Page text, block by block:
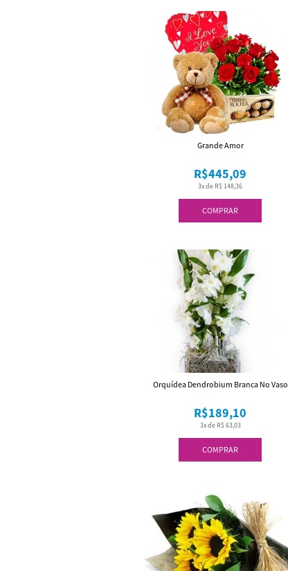
COMPRAR
3x de R$ 148,36
R$445,09
Grande Amor
COMPRAR
3x de R$ 63,03
R$189,10
Orquídea Dendrobium Branca No Vaso